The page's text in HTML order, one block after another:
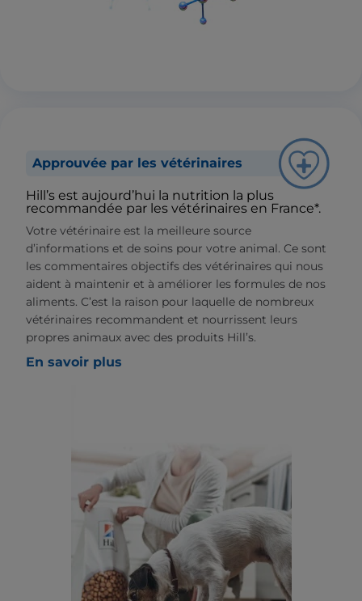
Approuvée par les vétérinaires
Hill’s est aujourd’hui la nutrition la plus
recommandée par les vétérinaires en France*.
Votre vétérinaire est la meilleure source
d’informations et de soins pour votre animal. Ce sont
les commentaires objectifs des vétérinaires qui nous
aident à maintenir et à améliorer les formules de nos
aliments. C’est la raison pour laquelle de nombreux
vétérinaires recommandent et nourrissent leurs
propres animaux avec des produits Hill’s.
En savoir plus